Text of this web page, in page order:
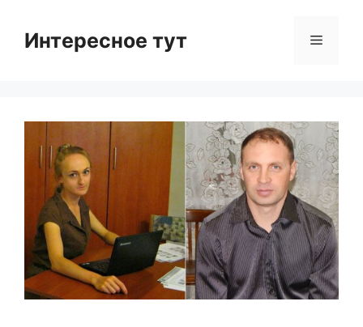
contentИнтересное тут Menu